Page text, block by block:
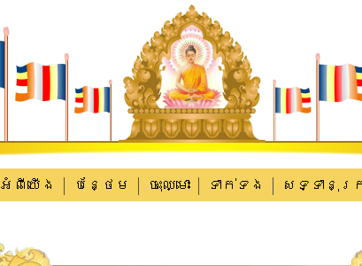
អំពីយើង បន្ថែម ចុះឈ្មោះ ទាក់​ទង
សទ្ទានុក្